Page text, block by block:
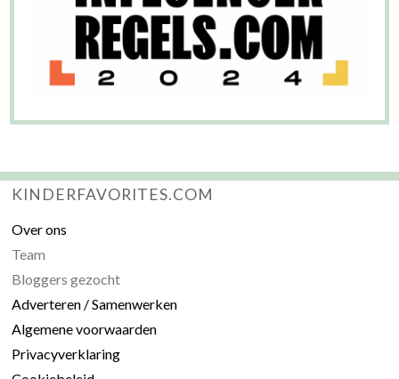
KINDERFAVORITES.COM
Over ons
Team
Bloggers gezocht
Adverteren / Samenwerken
Algemene voorwaarden
Privacyverklaring